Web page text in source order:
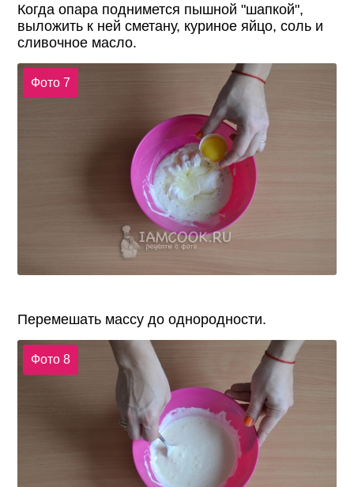
Когда опара поднимется пышной "шапкой",
выложить к ней сметану, куриное яйцо, соль и
сливочное масло.
Фото 7
Перемешать массу до однородности.
Фото 8